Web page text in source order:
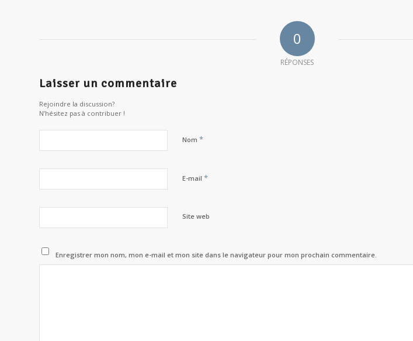
0
RÉPONSES
Laisser un commentaire
Rejoindre la discussion?
N’hésitez pas à contribuer !
Nom *
E-mail *
Site web
Enregistrer mon nom, mon e-mail et mon site dans le navigateur pour mon prochain commentaire.